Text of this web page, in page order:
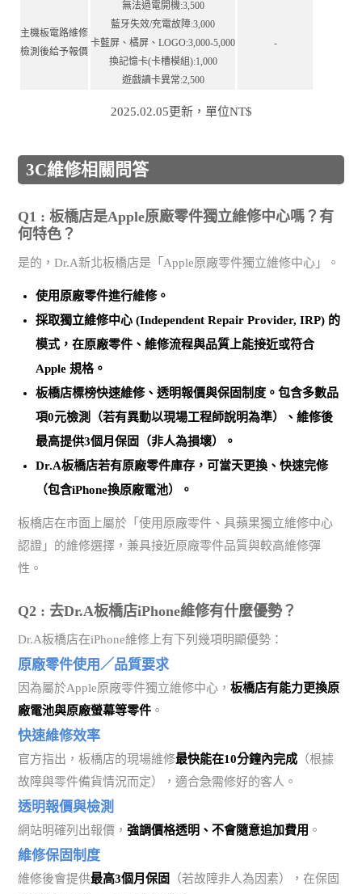
主機板電路維修
檢測後給予報價
無法過電開機:3,500
藍牙失效/充電故障:3,000
卡藍屏、橘屏、LOGO:3,000-5,000
換記憶卡(卡槽模組):1,000
遊戲讀卡異常:2,500
-
2025.02.05更新，單位NT$
3C維修相關問答
Q1 : 板橋店是Apple原廠零件獨立維修中心嗎？有
何特色？
是的，Dr.A新北板橋店是「Apple原廠零件獨立維修中心」。
使用原廠零件進行維修。
採取獨立維修中心 (Independent Repair Provider, IRP) 的
模式，在原廠零件、維修流程與品質上能接近或符合
Apple 規格。
板橋店標榜快速維修、透明報價與保固制度 。包含多數品
項0元檢測（若有異動以現場工程師說明為準）、維修後
最高提供3個月保固（非人為損壞）。
Dr.A板橋店若有原廠零件庫存，可當天更換、快速完修
（包含iPhone換原廠電池）。
板橋店在市面上屬於「使用原廠零件、具蘋果獨立維修中心
認證」的維修選擇，兼具接近原廠零件品質與較高維修彈
性。
Q2 : 去Dr.A板橋店iPhone維修有什麼優勢？
Dr.A板橋店在iPhone維修上有下列幾項明顯優勢：
原廠零件使用／品質要求
因為屬於Apple原廠零件獨立維修中心，板橋店有能力更換原
廠電池與原廠螢幕等零件 。
快速維修效率
官方指出，板橋店的現場維修最快能在10分鐘內完成 （根據
故障與零件備貨情況而定），適合急需修好的客人。
透明報價與檢測
網站明確列出報價，強調價格透明、不會隨意追加費用 。
維修保固制度
維修後會提供最高3個月保固
（若故障非人為因素），在保固